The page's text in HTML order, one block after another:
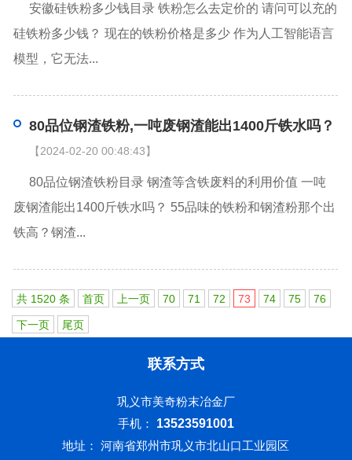
安徽硅铁粉多少钱目录 铁粉怎么去定价的 请问可以充的
硅铁粉多少钱？ 现在的铁粉价格是多少 作为人工智能语言
模型，它无法...
80品位钢渣铁粉,一吨废钢渣能出1400斤铁水吗？
【2024-02-20 00:48:43】
80品位钢渣铁粉目录 钢渣等含铁废料的利用价值 一吨
废钢渣能出1400斤铁水吗？ 55品味的铁粉和钢渣粉那个出
铁高？钢渣...
共 1520 条 首页 上一页 70 71 72 73 74 75 76
下一页 尾页
联系方式
巩义市美奇粉末冶金厂
手机： 13523591001
地址： 河南省郑州市巩义市北山口工业园区